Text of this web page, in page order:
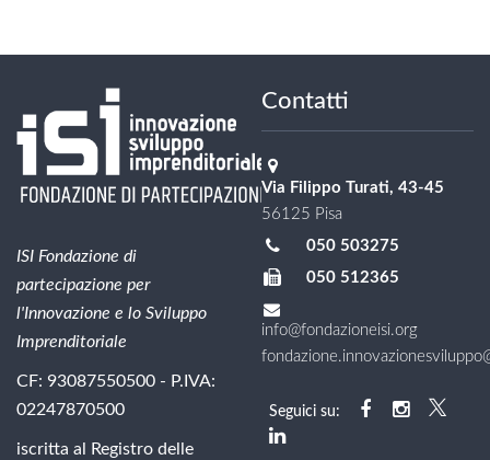
ISI Fondazione di
partecipazione per
l'Innovazione e lo Sviluppo
Imprenditoriale
CF: 93087550500 - P.IVA:
02247870500
iscritta al Registro delle
Contatti
Via Filippo Turati, 43-45
56125 Pisa
050 503275
050 512365
info@fondazioneisi.org
Seguici su: